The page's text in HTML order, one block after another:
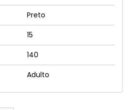
Preto
15
140
Adulto